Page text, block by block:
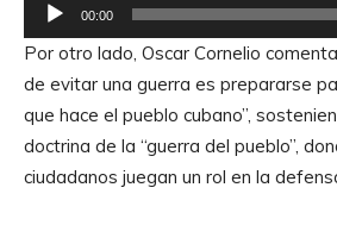
i
o
e
p
r
o
d
u
00:00
Por otro lado, Oscar Cornelio
de evitar una guerra es prepararse
que hace el pueblo cubano”,
doctrina de la “guerra del pueblo”,
ciudadanos juegan un rol en la